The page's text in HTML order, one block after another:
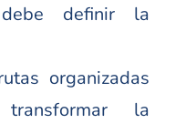
definir la
organizadas
la